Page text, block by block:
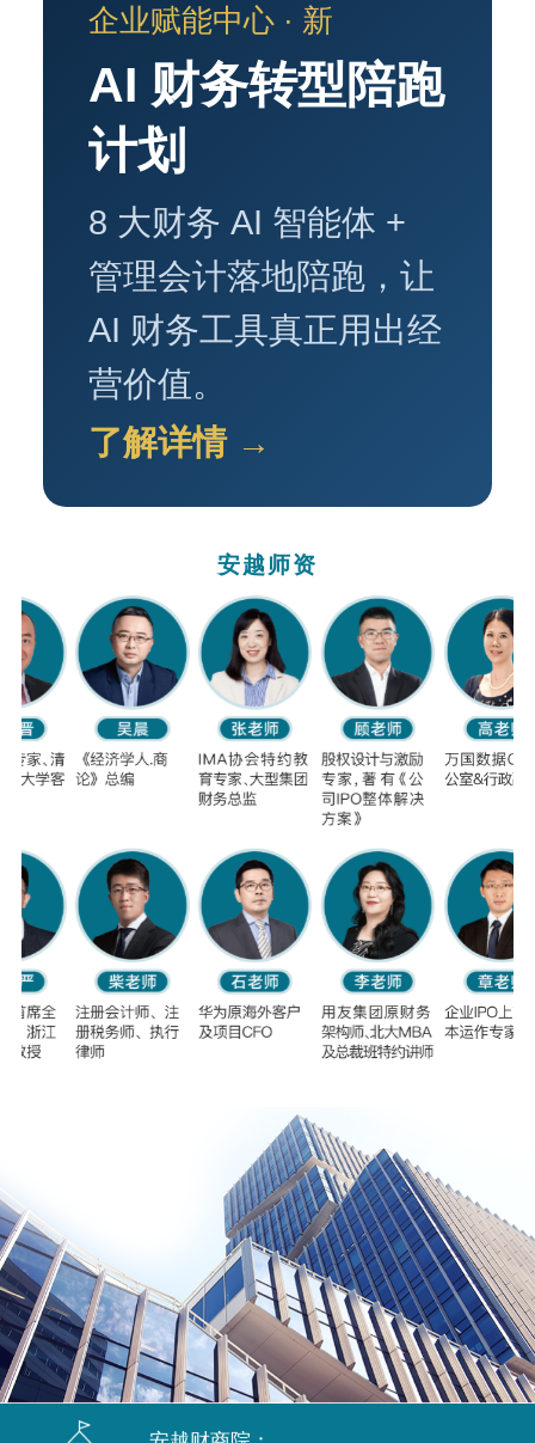
企业赋能中心 · 新
AI 财务转型陪跑
计划
8 大财务 AI 智能体 +
管理会计落地陪跑，让
AI 财务工具真正用出经
营价值。
了解详情 →
安越师资